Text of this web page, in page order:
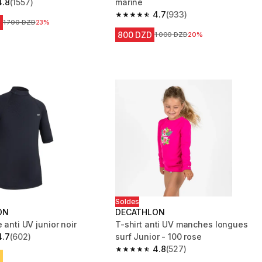
stars from 1557 reviews
(1557)
Prix avant la réduction
1 700 DZD23%
marine
4.7
4.7 out of 5 stars from 933 reviews
(933)
800 DZD Prix avant la réduction
1 000 DZD20%
anti UV junior noir
stars from 602 reviews
(602)
Soldes
DECATHLON
T-shirt anti UV manches longues
surf Junior - 100 rose
4.8
4.8 out of 5 stars from 527 reviews
(527)